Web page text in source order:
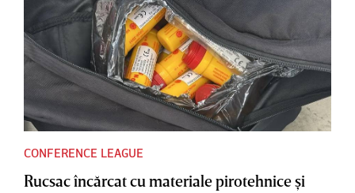
CONFERENCE LEAGUE
Rucsac încărcat cu materiale pirotehnice şi